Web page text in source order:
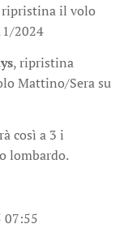
ripristina il volo
2024
, ripristina
Mattino/Sera su
così a 3 i
lombardo.
07:55